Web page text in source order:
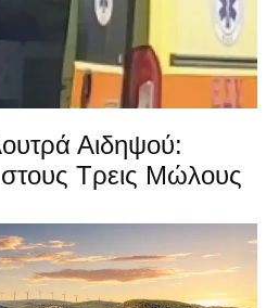
Αιδηψού:
Τρεις Μώλους